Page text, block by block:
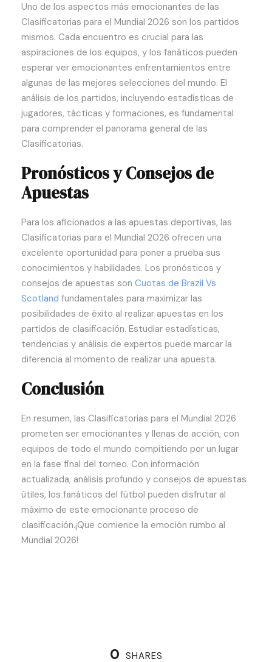
Uno de los aspectos más emocionantes de las
Clasificatorias para el Mundial 2026 son los partidos
mismos. Cada encuentro es crucial para las
aspiraciones de los equipos, y los fanáticos pueden
esperar ver emocionantes enfrentamientos entre
algunas de las mejores selecciones del mundo. El
análisis de los partidos, incluyendo estadísticas de
jugadores, tácticas y formaciones, es fundamental
para comprender el panorama general de las
Clasificatorias.
Pronósticos y Consejos de
Apuestas
Para los aficionados a las apuestas deportivas, las
Clasificatorias para el Mundial 2026 ofrecen una
excelente oportunidad para poner a prueba sus
conocimientos y habilidades. Los pronósticos y
consejos de apuestas son Cuotas de Brazil Vs
Scotland fundamentales para maximizar las
posibilidades de éxito al realizar apuestas en los
partidos de clasificación. Estudiar estadísticas,
tendencias y análisis de expertos puede marcar la
diferencia al momento de realizar una apuesta.
Conclusión
En resumen, las Clasificatorias para el Mundial 2026
prometen ser emocionantes y llenas de acción, con
equipos de todo el mundo compitiendo por un lugar
en la fase final del torneo. Con información
actualizada, análisis profundo y consejos de apuestas
útiles, los fanáticos del fútbol pueden disfrutar al
máximo de este emocionante proceso de
clasificación.¡Que comience la emoción rumbo al
Mundial 2026!
0 SHARES